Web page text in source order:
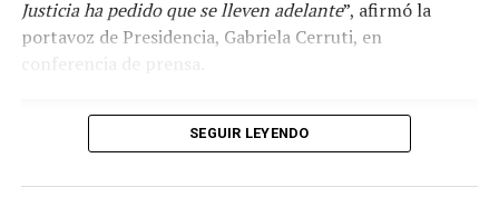
“Venimos diciendo que la circulación de las variantes ha
sido muy dinámica y desde el principio la vacuna en el
beneficioso de la vacunación en las hospitalizaciones y
las muertes”, agregó.
Justicia ha pedido que se lleven adelante”, afirmó la
portavoz de Presidencia, Gabriela Cerruti, en
conferencia de prensa.
SEGUIR LEYENDO